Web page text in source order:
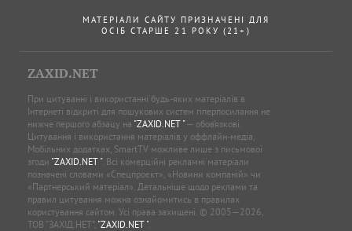
МАТЕРІАЛИ САЙТУ ПРИЗНАЧЕНІ ДЛЯ
ОСІБ СТАРШЕ 21 РОКУ (21+)
ZAXID.NET
При цитуванні і використанні будь-яких матеріалів в
Інтернеті відкриті для пошукових систем гіперпосилання не
нижче першого абзацу на "ZAXID.NET "— обов’язкові.
Цитування і використання матеріалів у оффлайн-медіа,
Мобільних додатках, SmartTV можливе лише з письмової
згоди "ZAXID.NET ". Всі комерційні рекламні матеріали
позначені словами «Спецпроєкт», «Новини компаній» чи
«Партнерський матеріал». Детальніше щодо реклами та
правил цитування можна ознайомитись в правилах
користування сайтом. Усі права захищені. © 2005—2026,
ТОВ “ЗАХІД.НЕТ”, "ZAXID.NET ".